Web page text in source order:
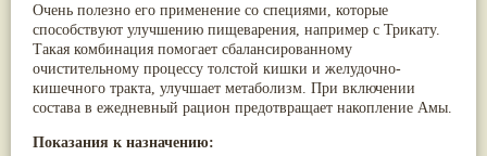
Очень полезно его применение со специями, которые
способствуют улучшению пищеварения, например с Трикату.
Такая комбинация помогает сбалансированному
очистительному процессу толстой кишки и желудочно-
кишечного тракта, улучшает метаболизм. При включении
состава в ежедневный рацион предотвращает накопление Амы.
Показания к назначению:
Пармелия
Тмин обыкновенный
Птерокарпус мешковидный(9)